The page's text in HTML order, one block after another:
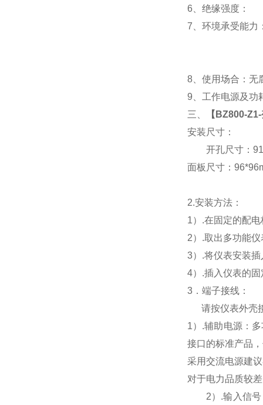
6
绝缘强度：
7
环境承受
8 、使用场合：
9 、工作电源及功
三、
【 BZ800-
安装尺寸：
开孔尺寸：
面板尺寸：
2.安装方法：
1）.在固定的配
2）.取出多功能
3）.将仪表安装
4）.插入仪表的
3 ．端子接线：
请按仪表外壳
1） .辅助电源：
接口的标准产品
采用交流电源建
对于电力品质较
2） .输入信